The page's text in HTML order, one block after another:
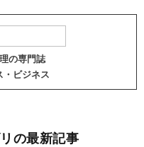
の専門誌
・ビジネス
の最新記事